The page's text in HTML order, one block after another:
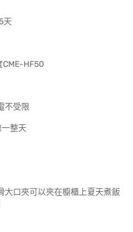
天
HF50
不受限
整天
大口夾可以夾在櫥櫃上夏天煮飯